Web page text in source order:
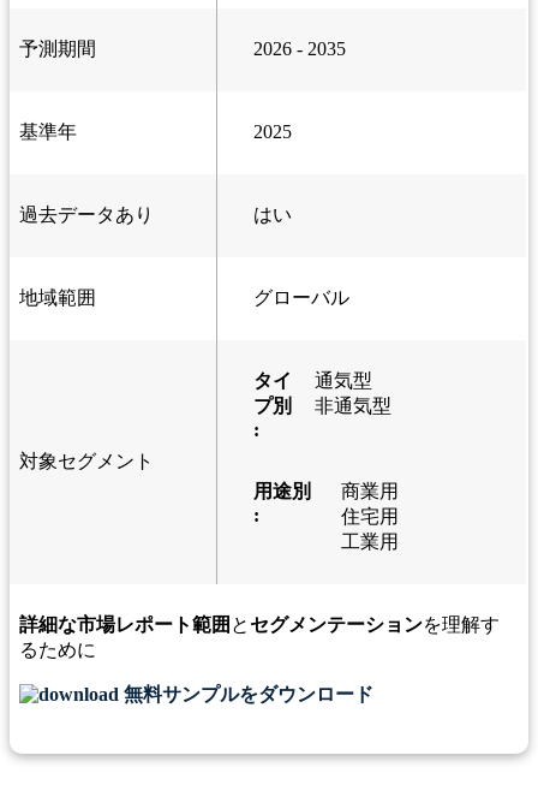
予測期間 2026 - 2035
基準年 2025
過去データあり はい
地域範囲 グローバル
対象セグメント
タイ
プ別
:
通気型
非通気型
用途別
:
商業用
住宅用
工業用
詳細な市場レポート範囲 と セグメンテーションを理解す
るために
無料サンプルをダウンロード